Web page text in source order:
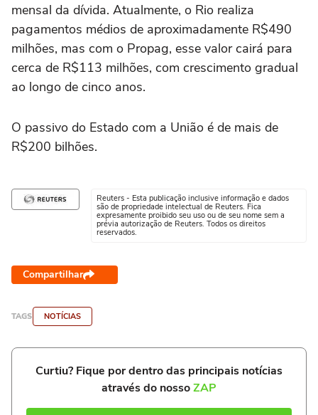
mensal da dívida. Atualmente, o Rio realiza
pagamentos médios de aproximadamente R$490
milhões, mas com o Propag, esse valor cairá para
cerca de R$113 milhões, com crescimento gradual
ao longo de cinco anos.
O passivo do Estado com a União é de mais de
R$200 bilhões.
Reuters - Esta publicação inclusive informação e dados
são de propriedade intelectual de Reuters. Fica
expresamente proibido seu uso ou de seu nome sem a
prévia autorização de Reuters. Todos os direitos
reservados.
Compartilhar
TAGS NOTÍCIAS
Curtiu? Fique por dentro das principais notícias
através do nossoZAP